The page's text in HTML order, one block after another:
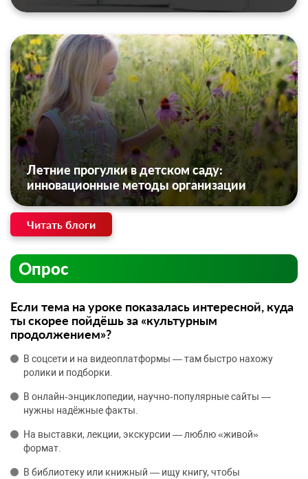
Летние прогулки в детском саду:
инновационные методы организации
Читать блоги
Опрос
Если тема на уроке показалась интересной, куда
ты скорее пойдёшь за «культурным
продолжением»?
В соцсети и на видеоплатформы — там быстро нахожу
ролики и подборки.
В онлайн‑энциклопедии, научно‑популярные сайты —
нужны надёжные факты.
На выставки, лекции, экскурсии — люблю «живой»
формат.
В библиотеку или книжный — ищу книгу, чтобы